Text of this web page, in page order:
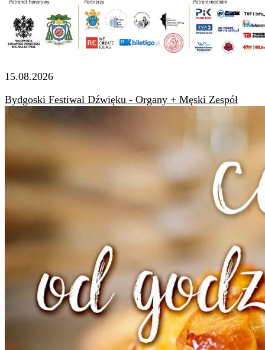
15.08.2026
Bydgoski Festiwal Dźwięku - Organy + Męski Zespół